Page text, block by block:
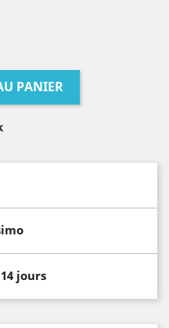
PANIER
jours